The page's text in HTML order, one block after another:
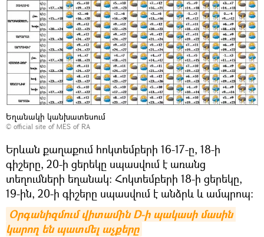
Եղանակի կանխատեսում
© official site of MES of RA
Երևան քաղաքում հոկտեմբերի 16-17-ը, 18-ի
գիշերը, 20-ի ցերեկը սպասվում է առանց
տեղումների եղանակ։ Հոկտեմբերի 18-ի ցերեկը,
19-ին, 20-ի գիշերը սպասվում է անձրև և ամպրոպ։
Օրգանիզմում վիտամին D-ի պակասի մասին
կարող են պատմել աչքերը